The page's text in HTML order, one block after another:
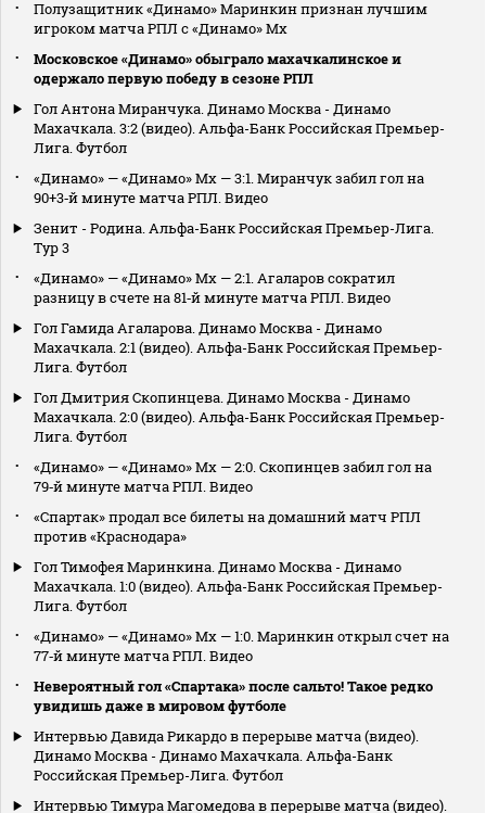
Полузащитник «Динамо» Маринкин признан лучшим
игроком матча РПЛ с «Динамо» Мх
Московское «Динамо» обыграло махачкалинское и
одержало первую победу в сезоне РПЛ
Гол Антона Миранчука. Динамо Москва - Динамо
Махачкала. 3:2 (видео). Альфа-Банк Российская Премьер-
Лига. Футбол
«Динамо» — «Динамо» Мх — 3:1. Миранчук забил гол на
90+3‑й минуте матча РПЛ. Видео
Зенит - Родина. Альфа-Банк Российская Премьер-Лига.
Тур 3
«Динамо» — «Динамо» Мх — 2:1. Агаларов сократил
разницу в счете на 81‑й минуте матча РПЛ. Видео
Гол Гамида Агаларова. Динамо Москва - Динамо
Махачкала. 2:1 (видео). Альфа-Банк Российская Премьер-
Лига. Футбол
Гол Дмитрия Скопинцева. Динамо Москва - Динамо
Махачкала. 2:0 (видео). Альфа-Банк Российская Премьер-
Лига. Футбол
«Динамо» — «Динамо» Мх — 2:0. Скопинцев забил гол на
79‑й минуте матча РПЛ. Видео
«Спартак» продал все билеты на домашний матч РПЛ
против «Краснодара»
Гол Тимофея Маринкина. Динамо Москва - Динамо
Махачкала. 1:0 (видео). Альфа-Банк Российская Премьер-
Лига. Футбол
«Динамо» — «Динамо» Мх — 1:0. Маринкин открыл счет на
77‑й минуте матча РПЛ. Видео
Невероятный гол «Спартака» после сальто! Такое редко
увидишь даже в мировом футболе
Интервью Давида Рикардо в перерыве матча (видео).
Динамо Москва - Динамо Махачкала. Альфа-Банк
Российская Премьер-Лига. Футбол
Интервью Тимура Магомедова в перерыве матча (видео).